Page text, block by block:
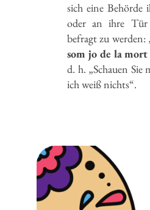
sich eine Behörde
oder an ihre
befragt zu werden:
som jo de la mort
d. h. „Schauen Sie
ich weiß nichts“.